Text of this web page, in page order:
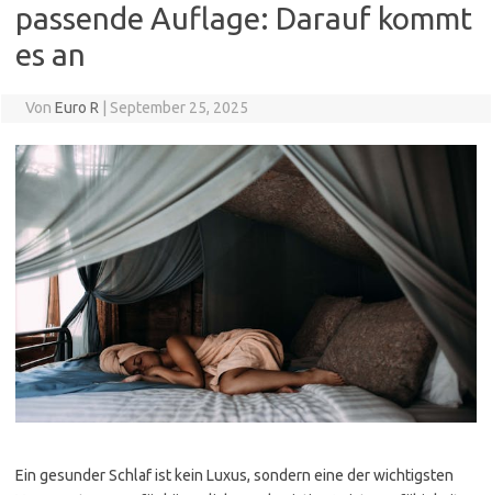
passende Auflage: Darauf kommt
es an
Von Euro R September 25, 2025
Ein gesunder Schlaf ist kein Luxus, sondern eine der wichtigsten